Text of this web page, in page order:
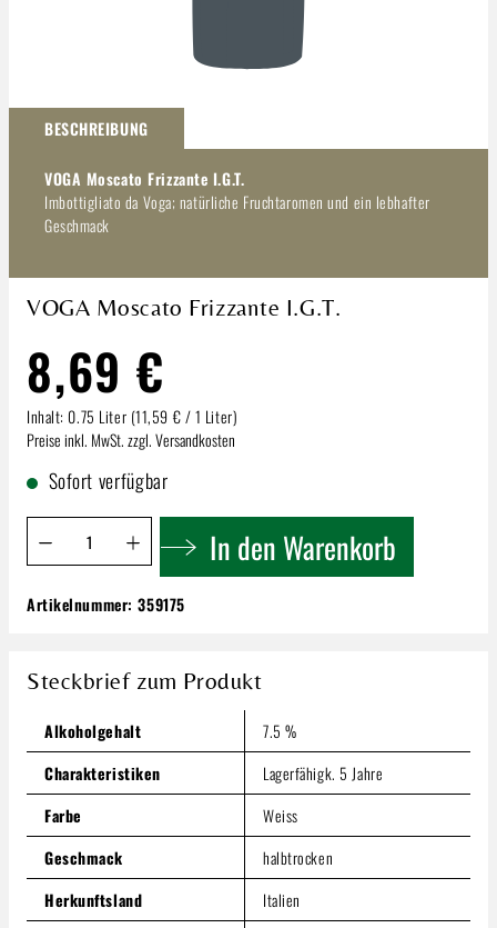
BESCHREIBUNG
VOGA Moscato Frizzante I.G.T.
Imbottigliato da Voga; natürliche Fruchtaromen und ein lebhafter
Geschmack
VOGA Moscato Frizzante I.G.T.
8,69 €
Inhalt: 0.75 Liter (11,59 € / 1 Liter)
Preise inkl. MwSt. zzgl. Versandkosten
Sofort verfügbar
Produkt Anzahl: Gib den gewünschten Wert ein oder
In den Warenkorb
VOGA Moscato Frizzante I.G.T.
Inhalt:0.75 Liter(11,59 € / 1 Liter)
Produkt Anzahl: Gib den gewünschten Wert ein oder
In den Warenkorb
Artikelnummer:359175
Steckbrief zum Produkt
Alkoholgehalt
7.5 %
Charakteristiken
Lagerfähigk. 5 Jahre
Farbe
Weiss
Geschmack
halbtrocken
Herkunftsland
Italien